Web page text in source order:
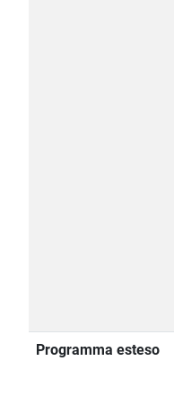
Programma esteso